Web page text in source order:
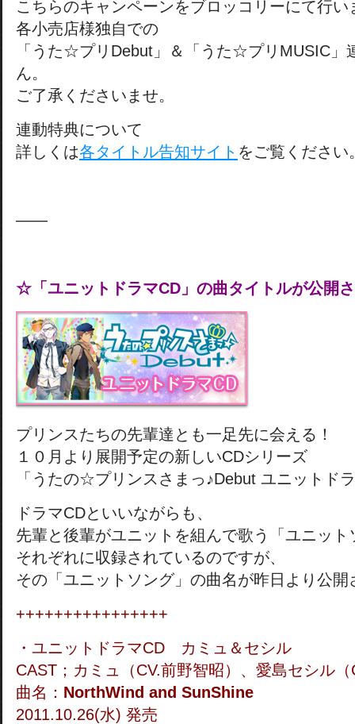
こちらのキャンペーンをブロッコリーにて行い
各小売店様独自での
「うた☆プリDebut」＆「うた☆プリMUSIC」
ん。
ご了承くださいませ。
連動特典について
詳しくは各タイトル告知サイト をご覧ください
——
☆「ユニットドラマCD」の曲タイトルが公開
プリンスたちの先輩達とも一足先に会える！
１０月より展開予定の新しいCDシリーズ
「うたの☆プリンスさまっ♪Debut ユニットド
ドラマCDといいながらも、
先輩と後輩がユニットを組んで歌う「ユニット
それぞれに収録されているのですが、
その「ユニットソング」の曲名が昨日より公
++++++++++++++++
・ユニットドラマCD カミュ＆セシル
CAST；カミュ（CV.前野智昭）、愛島セシル
曲名： NorthWind and SunShine
2011.10.26(水) 発売